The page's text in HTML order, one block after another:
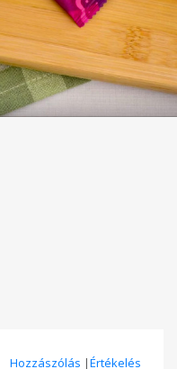
Hozzászólás |Értékelés